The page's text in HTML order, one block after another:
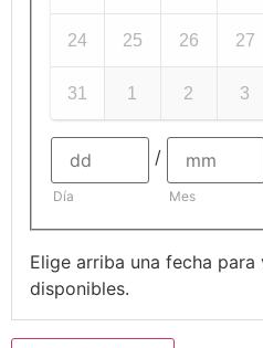
24 25 26 27
31 1 2 3
Día
/
Mes
Elige arriba una fecha
disponibles.